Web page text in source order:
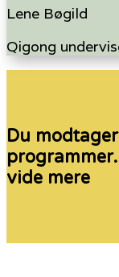
Lene Bøgild
Qigong
Du
vide mere